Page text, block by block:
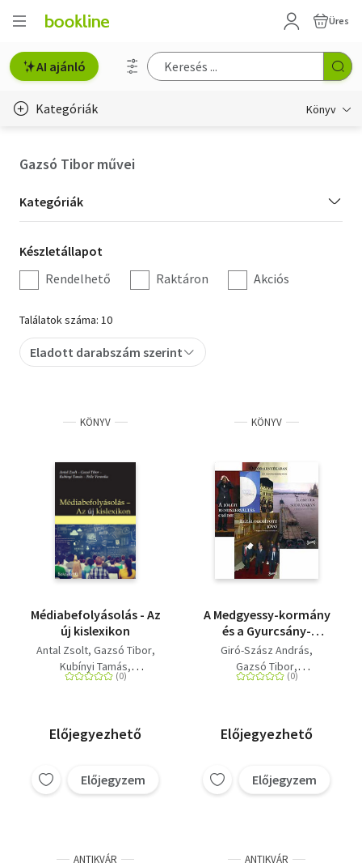
Üres
AI ajánló
Kategóriák Könyv
Hobbi, szabadidő
Irodalom
Művészet
Szakkönyv
Tankönyv, segédkönyv
Társadalomtudomány
Természettudomány
Történelem
Gazsó Tibor művei
Kategória
szűrés
Kategóriák
Készletállapot
szűrés
Készletállapot
Rendelhető
Raktáron Akciós
Találatok száma: 10
Eladott darabszám szerint
KÖNYV
Médiabefolyásolás - Az
új kislexikon
Antal Zsolt Gazsó Tibor
Kubínyi Tamás
Pelle Veronika
Előjegyezhető
Előjegyzem
KÖNYV
A Medgyessy-kormány
és a Gyurcsány-
kormány 4 kötetben
Giró-Szász András
Gazsó Tibor
Stumpf István
Előjegyezhető
Előjegyzem
ANTIKVÁR ANTIKVÁR